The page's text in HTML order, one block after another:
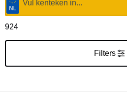
Nieuw
924
Filters